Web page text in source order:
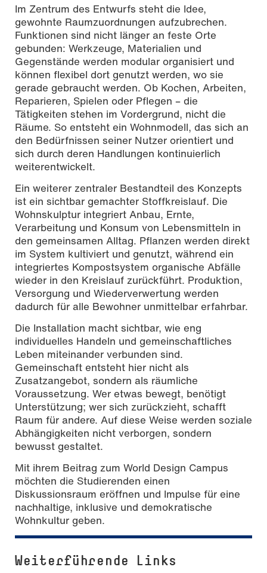
Im Zentrum des Entwurfs steht die Idee,
gewohnte Raumzuordnungen aufzubrechen.
Funktionen sind nicht länger an feste Orte
gebunden: Werkzeuge, Materialien und
Gegenstände werden modular organisiert und
können flexibel dort genutzt werden, wo sie
gerade gebraucht werden. Ob Kochen, Arbeiten,
Reparieren, Spielen oder Pflegen – die
Tätigkeiten stehen im Vordergrund, nicht die
Räume. So entsteht ein Wohnmodell, das sich an
den Bedürfnissen seiner Nutzer orientiert und
sich durch deren Handlungen kontinuierlich
weiterentwickelt.
Ein weiterer zentraler Bestandteil des Konzepts
ist ein sichtbar gemachter Stoffkreislauf. Die
Wohnskulptur integriert Anbau, Ernte,
Verarbeitung und Konsum von Lebensmitteln in
den gemeinsamen Alltag. Pflanzen werden direkt
im System kultiviert und genutzt, während ein
integriertes Kompostsystem organische Abfälle
wieder in den Kreislauf zurückführt. Produktion,
Versorgung und Wiederverwertung werden
dadurch für alle Bewohner unmittelbar erfahrbar.
Die Installation macht sichtbar, wie eng
individuelles Handeln und gemeinschaftliches
Leben miteinander verbunden sind.
Gemeinschaft entsteht hier nicht als
Zusatzangebot, sondern als räumliche
Voraussetzung. Wer etwas bewegt, benötigt
Unterstützung; wer sich zurückzieht, schafft
Raum für andere. Auf diese Weise werden soziale
Abhängigkeiten nicht verborgen, sondern
bewusst gestaltet.
Mit ihrem Beitrag zum World Design Campus
möchten die Studierenden einen
Diskussionsraum eröffnen und Impulse für eine
nachhaltige, inklusive und demokratische
Wohnkultur geben.
Weiterführende Links